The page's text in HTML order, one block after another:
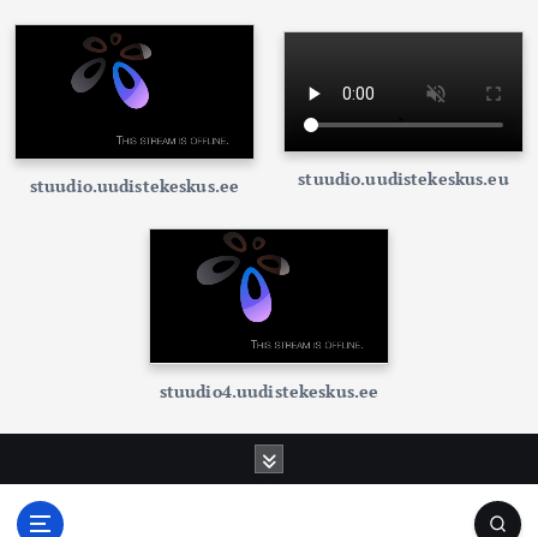
stuudio.uudistekeskus.ee stuudio.uudistekeskus.eu
stuudio4.uudistekeskus.ee